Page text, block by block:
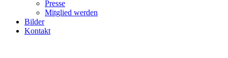
Presse
Mitglied werden
Bilder
Kontakt